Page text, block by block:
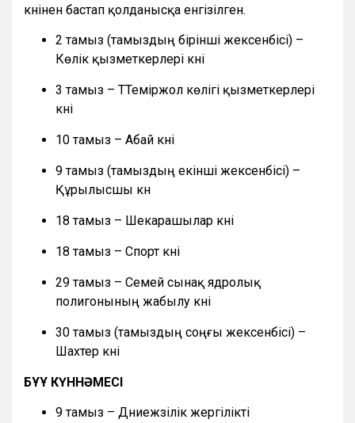
күнінен бастап қолданысқа енгізілген.
2 тамыз (тамыздың бірінші жексенбісі) –
Көлік қызметкерлері күні
3 тамыз – ТТеміржол көлігі қызметкерлері
күні
10 тамыз – Абай күні
9 тамыз (тамыздың екінші жексенбісі) –
Құрылысшы күн
18 тамыз – Шекарашылар күні
18 тамыз – Спорт күні
29 тамыз – Семей сынақ ядролық
полигонының жабылу күні
30 тамыз (тамыздың соңғы жексенбісі) –
Шахтер күні
БҰҰ КҮННӘМЕСІ
9 тамыз – Дүниежүзілік жергілікті